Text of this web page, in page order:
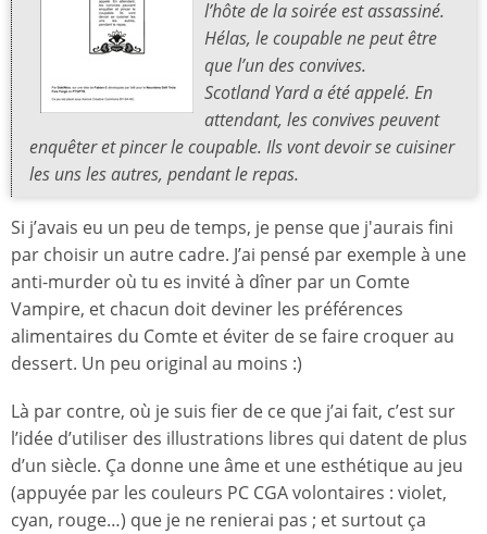
l’hôte de la soirée est assassiné.
Hélas, le coupable ne peut être
que l’un des convives.
Scotland Yard a été appelé. En
attendant, les convives peuvent
enquêter et pincer le coupable. Ils vont devoir se cuisiner
les uns les autres, pendant le repas.
Si j’avais eu un peu de temps, je pense que j'aurais fini
par choisir un autre cadre. J’ai pensé par exemple à une
anti-murder où tu es invité à dîner par un Comte
Vampire, et chacun doit deviner les préférences
alimentaires du Comte et éviter de se faire croquer au
dessert. Un peu original au moins :)
Là par contre, où je suis fier de ce que j’ai fait, c’est sur
l’idée d’utiliser des illustrations libres qui datent de plus
d’un siècle. Ça donne une âme et une esthétique au jeu
(appuyée par les couleurs PC CGA volontaires : violet,
cyan, rouge…) que je ne renierai pas ; et surtout ça